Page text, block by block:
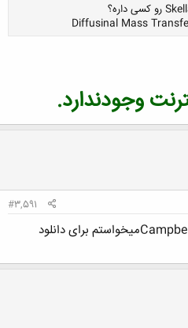
Diffusinal Mass
تا باز شود...وجودندارد.
#3,591
سلام کتاب فرآیندهای گاز نوشته Campbellمیخواستم برای دانلود